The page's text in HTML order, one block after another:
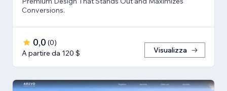
Conversions.
0,0 (0)
A partire da 120 $
Visualizza